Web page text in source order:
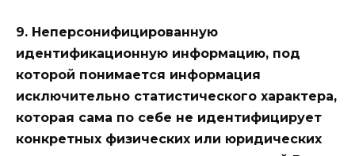
9. Неперсонифицированную
идентификационную информацию, под
которой понимается информация
исключительно статистического характера,
которая сама по себе не идентифицирует
конкретных физических или юридических